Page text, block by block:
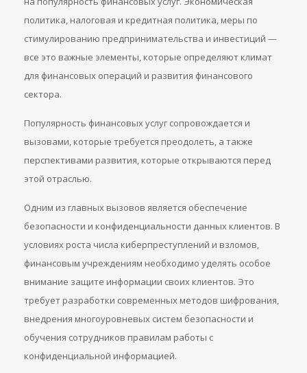
политика, налоговая и кредитная политика, меры по
стимулированию предпринимательства и инвестиций —
все это важные элементы, которые определяют климат
для финансовых операций и развития финансового
сектора.
Популярность финансовых услуг сопровождается и
вызовами, которые требуется преодолеть, а также
перспективами развития, которые открываются перед
этой отраслью.
Одним из главных вызовов является обеспечение
безопасности и конфиденциальности данных клиентов. В
условиях роста числа киберпреступлений и взломов,
финансовым учреждениям необходимо уделять особое
внимание защите информации своих клиентов. Это
требует разработки современных методов шифрования,
внедрения многоуровневых систем безопасности и
обучения сотрудников правилам работы с
конфиденциальной информацией.